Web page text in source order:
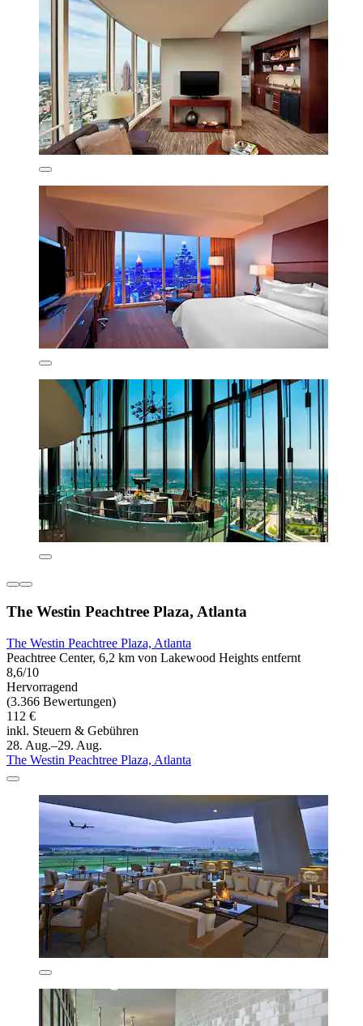
The Westin Peachtree Plaza, Atlanta
The Westin Peachtree Plaza, Atlanta
Peachtree Center, 6,2 km von Lakewood Heights entfernt
8,6/10
Hervorragend
(3.366 Bewertungen)
112 €
inkl. Steuern & Gebühren
28. Aug.–29. Aug.
The Westin Peachtree Plaza, Atlanta